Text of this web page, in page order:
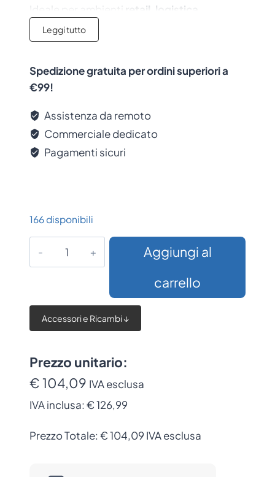
Ideale per ambienti retail logistica
magazzino
originale con garanzia del produttore.
Leggi tutto
Spedizione gratuita per ordini superiori a
€99!
Assistenza da remoto
Commerciale dedicato
Pagamenti sicuri
166 disponibili
veicolare
TC53/TC58
quantità
Aggiungi al
carrello
Accessori e Ricambi ↓
Prezzo unitario:
€ 104,09 IVA esclusa
IVA inclusa: € 126,99
Prezzo Totale: €104,09 IVA esclusa